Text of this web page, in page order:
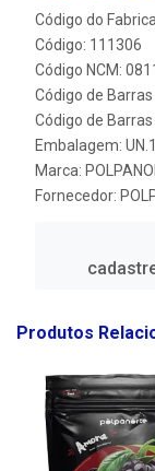
Código do
Código: 111306
Código NCM:
Código de
Código de
Embalagem:
Marca:
Fornecedor:
Produtos